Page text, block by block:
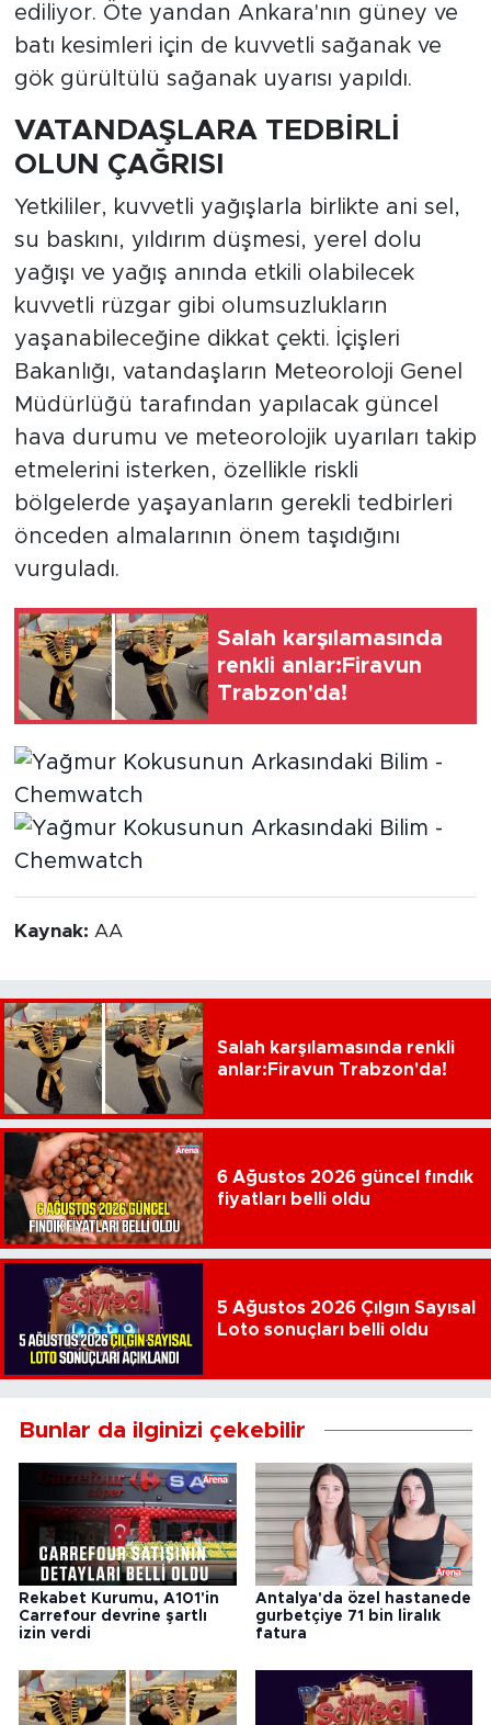
ediliyor. Öte yandan Ankara'nın güney ve
batı kesimleri için de kuvvetli sağanak ve
gök gürültülü sağanak uyarısı yapıldı.
VATANDAŞLARA TEDBİRLİ
OLUN ÇAĞRISI
Yetkililer, kuvvetli yağışlarla birlikte ani sel,
su baskını, yıldırım düşmesi, yerel dolu
yağışı ve yağış anında etkili olabilecek
kuvvetli rüzgar gibi olumsuzlukların
yaşanabileceğine dikkat çekti. İçişleri
Bakanlığı, vatandaşların Meteoroloji Genel
Müdürlüğü tarafından yapılacak güncel
hava durumu ve meteorolojik uyarıları takip
etmelerini isterken, özellikle riskli
bölgelerde yaşayanların gerekli tedbirleri
önceden almalarının önem taşıdığını
vurguladı.
Salah karşılamasında
renkli anlar:Firavun
Trabzon'da!
Kaynak: AA
Salah karşılamasında renkli
anlar:Firavun Trabzon'da!
6 Ağustos 2026 güncel fındık
fiyatları belli oldu
5 Ağustos 2026 Çılgın Sayısal
Loto sonuçları belli oldu
Bunlar da ilginizi çekebilir
Rekabet Kurumu, A101'in
Carrefour devrine şartlı
izin verdi
Antalya'da özel hastanede
gurbetçiye 71 bin liralık
fatura